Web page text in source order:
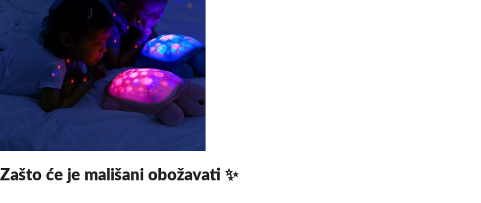
Zašto će je mališani obožavati ✨